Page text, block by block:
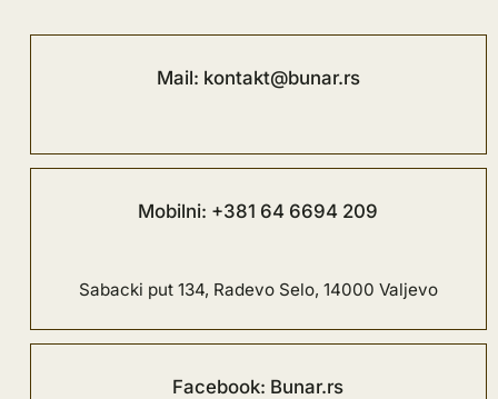
Mail: kontakt@bunar.rs
Mobilni: +381 64 6694 209
Sabacki put 134, Radevo Selo, 14000 Valjevo
Facebook: Bunar.rs